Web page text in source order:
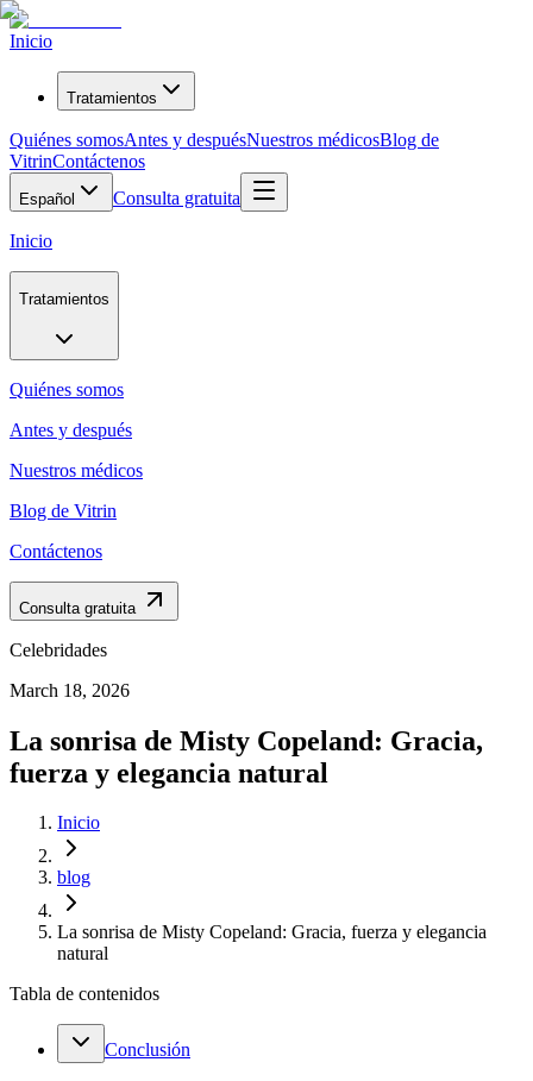
Inicio
Tratamientos
Quiénes somosAntes y despuésNuestros médicosBlog de
VitrinContáctenos
Español Consulta gratuita
Inicio
Tratamientos
Quiénes somos
Antes y después
Nuestros médicos
Blog de Vitrin
Contáctenos
Consulta gratuita
Celebridades
March 18, 2026
La sonrisa de Misty Copeland: Gracia,
fuerza y elegancia natural
Inicio
blog
La sonrisa de Misty Copeland: Gracia, fuerza y elegancia
natural
Tabla de contenidos
Conclusión